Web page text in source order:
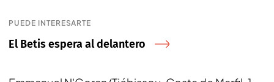
PUEDE INTERESARTE
El Betis espera al delantero